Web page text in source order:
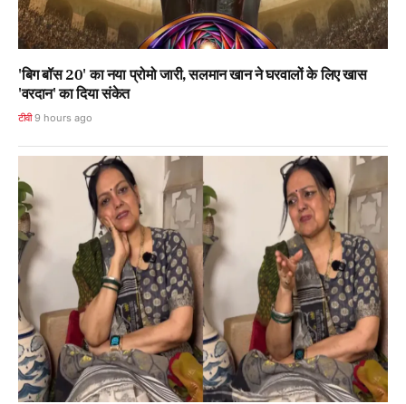
'बिग बॉस 20' का नया प्रोमो जारी, सलमान खान ने घरवालों के लिए खास
'वरदान' का दिया संकेत
टीवी 9 hours ago